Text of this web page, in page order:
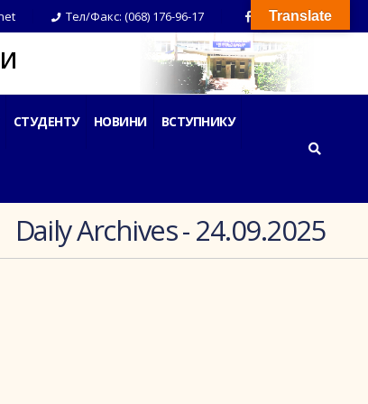
Тел/Факс: (068) 176-96-17
СТУДЕНТУ НОВИНИ ВСТУПНИКУ
Daily Archives - 24.09.2025
Translate